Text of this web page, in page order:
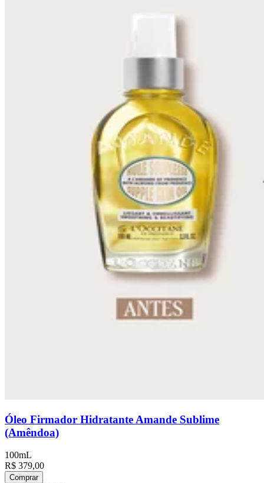
Óleo Firmador Hidratante Amande Sublime
(Amêndoa)
100mL
R$ 379,00
Comprar